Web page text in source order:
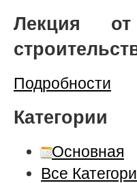
Лекция
Подробности
Категории
Основная
Все